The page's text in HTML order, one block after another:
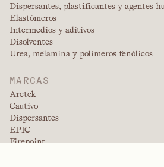
Dispersantes, plastificantes y agentes
Elastómeros
Intermedios y aditivos
Disolventes
Urea, melamina y polímeros fenólicos
MARCAS
Arctek
Cautivo
Dispersantes
EPIC
Firepoint